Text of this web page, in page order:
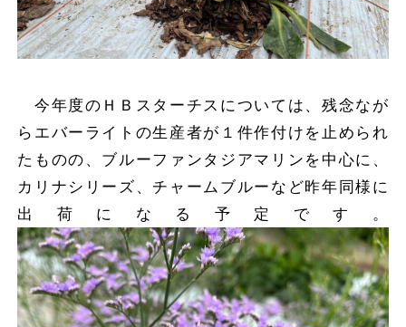
今年度のＨＢスターチスについては、残念なが
らエバーライトの生産者が１件作付けを止められ
たものの、ブルーファンタジアマリンを中心に、
カリナシリーズ、チャームブルーなど昨年同様に
出荷になる予定です。